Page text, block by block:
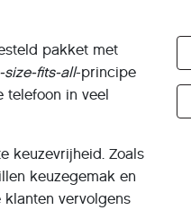
pakket met
size-fits-all-principe
telefoon in veel
keuzevrijheid. Zoals
keuzegemak en
vervolgens